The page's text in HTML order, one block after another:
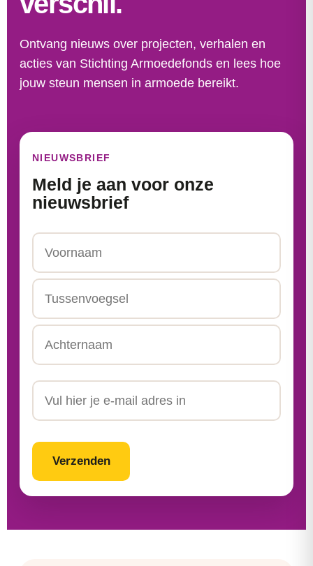
Ontvang nieuws over projecten, verhalen en
acties van Stichting Armoedefonds en lees hoe
jouw steun mensen in armoede bereikt.
NIEUWSBRIEF
Meld je aan voor onze
nieuwsbrief
Voornaam
Tussenvoegsel
Achternaam
CAPTCHA